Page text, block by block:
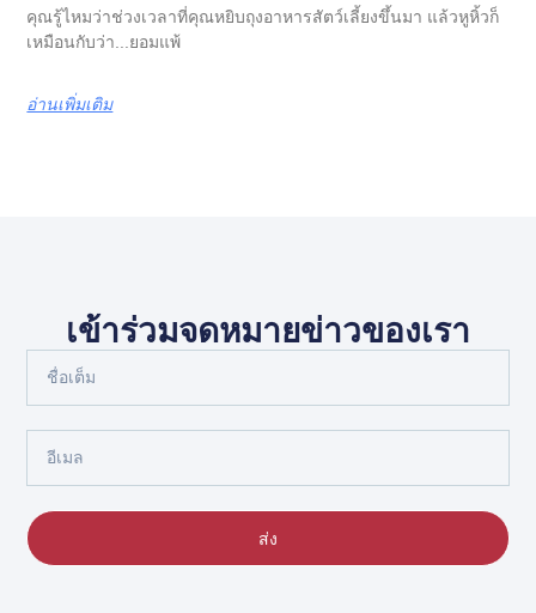
คุณรู้ไหมว่าช่วงเวลาที่คุณหยิบถุงอาหารสัตว์เลี้ยงขึ้นมา แล้วหูหิ้วก็
เหมือนกับว่า...ยอมแพ้
อ่านเพิ่มเติม
เข้าร่วมจดหมายข่าวของเรา
ชื่อ
เต็ม
อีเมล
ส่ง